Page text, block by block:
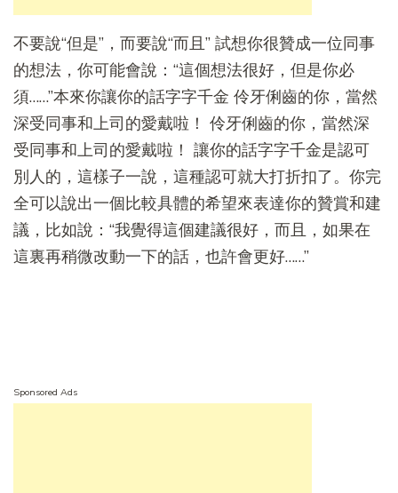
不要說“但是”，而要說“而且” 試想你很贊成一位同事
的想法，你可能會說：“這個想法很好，但是你必
須……”本來你讓你的話字字千金 伶牙俐齒的你，當然
深受同事和上司的愛戴啦！ 伶牙俐齒的你，當然深
受同事和上司的愛戴啦！ 讓你的話字字千金是認可
別人的，這樣子一說，這種認可就大打折扣了。你完
全可以說出一個比較具體的希望來表達你的贊賞和建
議，比如說：“我覺得這個建議很好，而且，如果在
這裏再稍微改動一下的話，也許會更好……”
Sponsored Ads